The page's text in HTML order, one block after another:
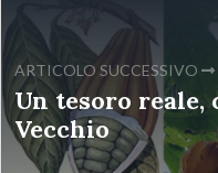
ARTICOLO SUCCESSIVO
Un tesoro reale,
Vecchio